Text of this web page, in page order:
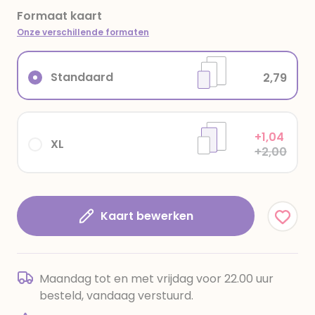
Formaat kaart
Onze verschillende formaten
XL
+1,04
+2,00
Standaard 2,79
Kaart bewerken
Maandag tot en met vrijdag voor 22.00 uur
besteld, vandaag verstuurd.